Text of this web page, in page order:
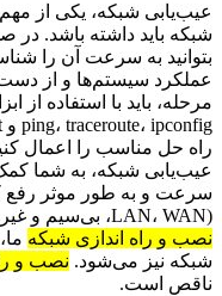
عیب‌یابی شبکه، یکی از
شبکه باید داشته باشد. در
بتوانید به سرعت آن را
عملکرد سیستم‌ها و از دست
مرحله، باید با استفاده از
راه حل مناسب را اعمال
عیب‌یابی شبکه، به شما
سرعت و به طور موثر رفع
(LAN، WAN، بی‌سیم و غیره)، تخصص داریم. همچنین، خدمات
نصب و راه اندازی شبکه
شبکه نیز می‌شود. نصب و
ناقص است.